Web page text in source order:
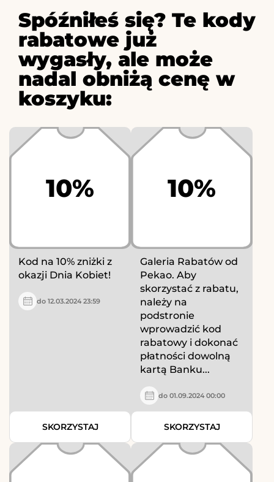
Spóźniłeś się? Te kody
rabatowe już
wygasły, ale może
nadal obniżą cenę w
koszyku:
10%
Kod na 10% zniżki z
okazji Dnia Kobiet!
do 12.03.2024 23:59
SKORZYSTAJ
10%
Galeria Rabatów od
Pekao. Aby
skorzystać z rabatu,
należy na
podstronie
wprowadzić kod
rabatowy i dokonać
płatności dowolną
kartą Banku...
do 01.09.2024 00:00
SKORZYSTAJ